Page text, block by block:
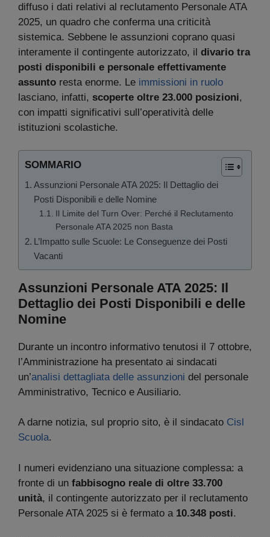
diffuso i dati relativi al reclutamento Personale ATA
2025, un quadro che conferma una criticità
sistemica. Sebbene le assunzioni coprano quasi
interamente il contingente autorizzato, il divario tra
posti disponibili e personale effettivamente
assunto resta enorme. Le immissioni in ruolo
lasciano, infatti, scoperte oltre 23.000 posizioni,
con impatti significativi sull’operatività delle
istituzioni scolastiche.
SOMMARIO
Assunzioni Personale ATA 2025: Il Dettaglio dei
Posti Disponibili e delle Nomine
Il Limite del Turn Over: Perché il Reclutamento
Personale ATA 2025 non Basta
L’Impatto sulle Scuole: Le Conseguenze dei Posti
Vacanti
Assunzioni Personale ATA 2025: Il
Dettaglio dei Posti Disponibili e delle
Nomine
Durante un incontro informativo tenutosi il 7 ottobre,
l’Amministrazione ha presentato ai sindacati
un’analisi dettagliata delle assunzioni del personale
Amministrativo, Tecnico e Ausiliario.
A darne notizia, sul proprio sito, è il sindacato Cisl
Scuola.
I numeri evidenziano una situazione complessa: a
fronte di un fabbisogno reale di oltre 33.700
unità, il contingente autorizzato per il reclutamento
Personale ATA 2025 si è fermato a 10.348 posti.